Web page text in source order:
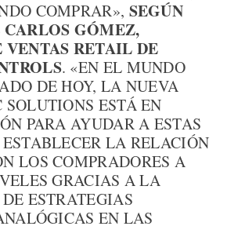
COMPRAR», SEGÚN
CARLOS GÓMEZ,
VENTAS RETAIL DE
. «EN EL MUNDO
DE HOY, LA NUEVA
SOLUTIONS ESTÁ EN
PARA AYUDAR A ESTAS
LA RELACIÓN
LOS COMPRADORES A
GRACIAS A LA
ESTRATEGIAS
EN LAS